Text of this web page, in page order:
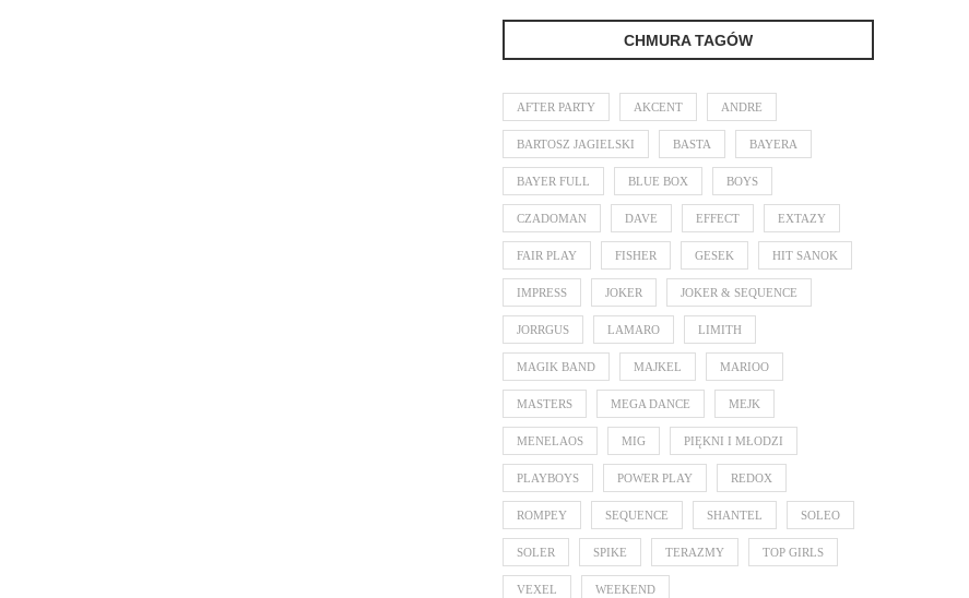
CHMURA TAGÓW
AFTER PARTY AKCENT ANDRE
BARTOSZ JAGIELSKI BASTA BAYERA
BAYER FULL BLUE BOX BOYS
CZADOMAN DAVE EFFECT EXTAZY
FAIR PLAY FISHER GESEK HIT SANOK
IMPRESS JOKER JOKER & SEQUENCE
JORRGUS LAMARO LIMITH
MAGIK BAND MAJKEL MARIOO
MASTERS MEGA DANCE MEJK
MENELAOS MIG PIĘKNI I MŁODZI
PLAYBOYS POWER PLAY REDOX
ROMPEY SEQUENCE SHANTEL SOLEO
SOLER SPIKE TERAZMY TOP GIRLS
VEXEL WEEKEND